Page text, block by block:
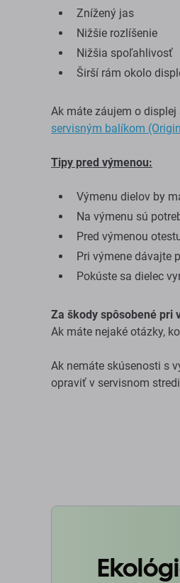
Znížený jas
Nižšie rozlíšenie
Nižšia spoľahlivosť
Širší rám okolo
Ak máte záujem o
servisným balíkom
Tipy pred výmenou:
Výmenu dielov by
Na výmenu sú
Pred výmenou
Pri výmene dávajte
Pokúste sa dielec
Za škody spôsobené pri
Ak máte nejaké otázky,
Ak nemáte skúsenosti s
opraviť v servisnom